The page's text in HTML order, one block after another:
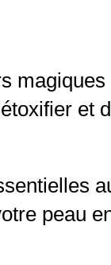
et
peau